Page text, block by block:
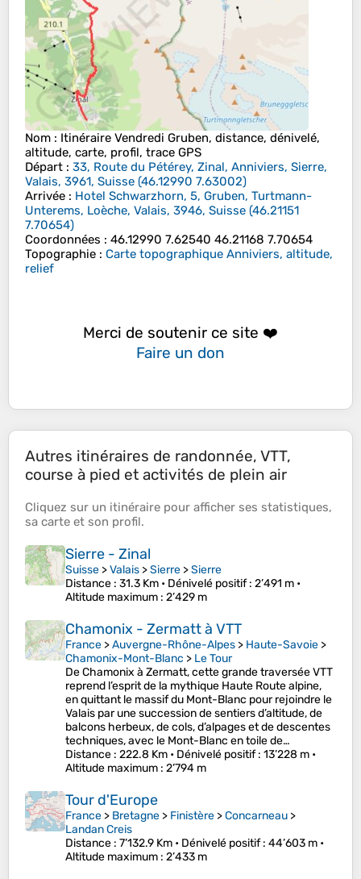
Nom : Itinéraire Vendredi Gruben, distance, dénivelé,
altitude, carte, profil, trace GPS
Départ : 33, Route du Pétérey, Zinal, Anniviers, Sierre,
Valais, 3961, Suisse (46.12990 7.63002)
Arrivée : Hotel Schwarzhorn, 5, Gruben, Turtmann-
Unterems, Loèche, Valais, 3946, Suisse (46.21151
7.70654)
Coordonnées : 46.12990 7.62540 46.21168 7.70654
Topographie : Carte topographique Anniviers, altitude,
relief
Merci de soutenir ce site ❤️
Faire un don
Autres itinéraires de randonnée, VTT,
course à pied et activités de plein air
Cliquez sur un itinéraire pour afficher ses statistiques,
sa carte et son profil.
Sierre - Zinal
Suisse >Valais >Sierre >Sierre
Distance : 31.3 Km • Dénivelé positif: 2’491 m •
Altitude maximum : 2’429 m
Chamonix - Zermatt à VTT
France >Auvergne-Rhône-Alpes > Haute-Savoie >
Chamonix-Mont-Blanc > Le Tour
De Chamonix à Zermatt, cette grande traversée VTT
reprend l’esprit de la mythique Haute Route alpine,
en quittant le massif du Mont-Blanc pour rejoindre le
Valais par une succession de sentiers d’altitude, de
balcons herbeux, de cols, d’alpages et de descentes
techniques, avec le Mont-Blanc en toile de…
Distance : 222.8 Km • Dénivelé positif: 13’228 m •
Altitude maximum : 2’794 m
Tour d'Europe
France > Bretagne > Finistère >Concarneau >
Landan Creis
Distance : 7’132.9 Km • Dénivelé positif: 44’603 m •
Altitude maximum : 2’433 m